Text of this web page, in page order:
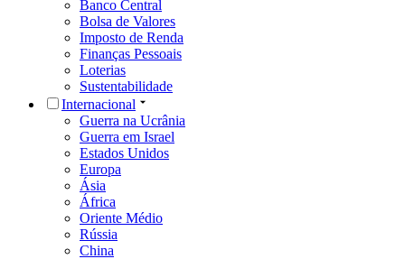
Banco Central
Bolsa de Valores
Imposto de Renda
Finanças Pessoais
Loterias
Sustentabilidade
Internacional
Guerra na Ucrânia
Guerra em Israel
Estados Unidos
Europa
Ásia
África
Oriente Médio
Rússia
China